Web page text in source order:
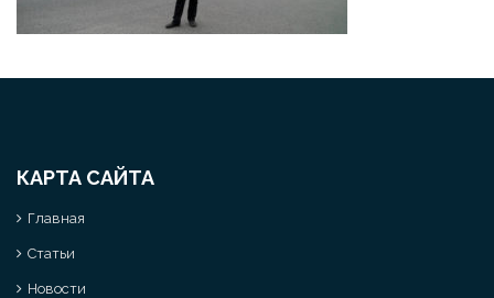
КАРТА САЙТА
Главная
Статьи
Новости